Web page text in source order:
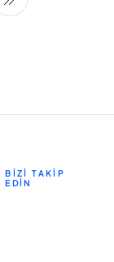
BİZİ TAKİP
EDİN